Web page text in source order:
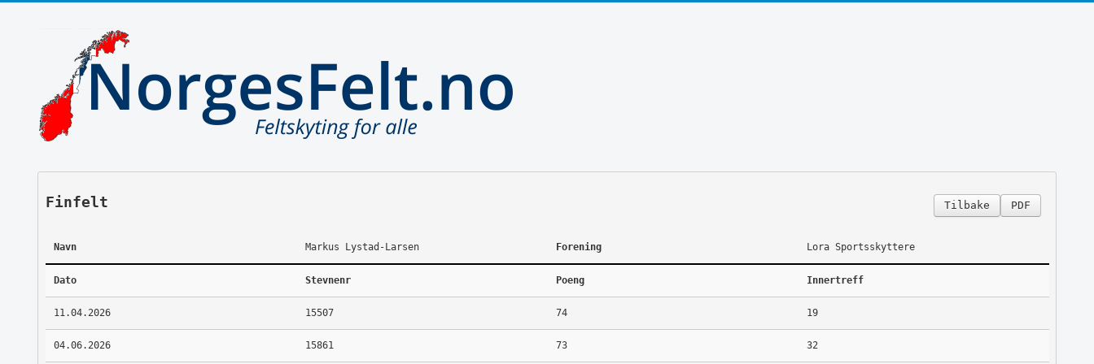
PDF
Tilbake
Finfelt
Navn Markus Lystad-Larsen Forening Lora Sportsskyttere
Dato Stevnenr Poeng Innertreff
11.04.2026 15507 74 19
04.06.2026 15861 73 32